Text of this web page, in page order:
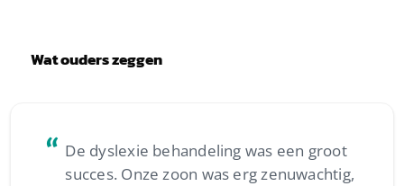
Wat ouders zeggen
“ De dyslexie behandeling was een groot
succes. Onze zoon was erg zenuwachtig,